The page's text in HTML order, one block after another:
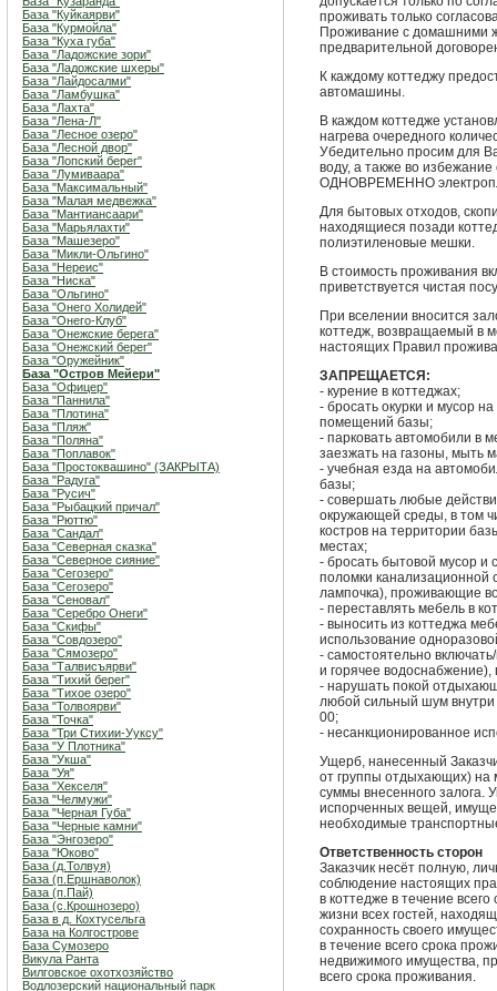
База "Куйкаярви"
База "Курмойла"
База "Куха губа"
База "Ладожские зори"
База "Ладожские шхеры"
База "Лайдосалми"
База "Ламбушка"
База "Лахта"
База "Лена-Л"
База "Лесное озеро"
База "Лесной двор"
База "Лопский берег"
База "Лумиваара"
База "Максимальный"
База "Малая медвежка"
База "Мантиансаари"
База "Марьялахти"
База "Машезеро"
База "Микли-Ольгино"
База "Нереис"
База "Ниска"
База "Ольгино"
База "Онего Холидей"
База "Онего-Клуб"
База "Онежские берега"
База "Онежский берег"
База "Оружейник"
База "Остров Мейери"
База "Офицер"
База "Паннила"
База "Плотина"
База "Пляж"
База "Поляна"
База "Поплавок"
База "Простоквашино" (ЗАКРЫТА)
База "Радуга"
База "Русич"
База "Рыбацкий причал"
База "Рюттю"
База "Сандал"
База "Северная сказка"
База "Северное сияние"
База "Сегозеро"
База "Сегозеро"
База "Сеновал"
База "Серебро Онеги"
База "Скифы"
База "Совдозеро"
База "Сямозеро"
База "Талвисъярви"
База "Тихий берег"
База "Тихое озеро"
База "Толвоярви"
База "Точка"
База "Три Стихии-Ууксу"
База "У Плотника"
База "Укша"
База "Уя"
База "Хекселя"
База "Челмужи"
База "Черная Губа"
База "Черные камни"
База "Энгозеро"
База "Юково"
База (д.Толвуя)
База (п.Ершнаволок)
База (п.Пай)
База (с.Крошнозеро)
База в д. Кохтусельга
База на Колгострове
База Сумозеро
Викула Ранта
Вилговское охотхозяйство
Водлозерский национальный парк
проживать только
Проживание с домашними
предварительной
К каждому коттеджу
автомашины.
В каждом коттедже
нагрева очередного
Убедительно просим для
воду, а также во
ОДНОВРЕМЕННО
Для бытовых отходов,
находящиеся позади
полиэтиленовые мешки.
В стоимость проживания
приветствуется чистая
При вселении вносится
коттедж, возвращаемый в
настоящих Правил
ЗАПРЕЩАЕТСЯ:
- курение в коттеджах;
- бросать окурки и мусор
помещений базы;
- парковать автомобили в
заезжать на газоны, мыть
- учебная езда на
базы;
- совершать любые
окружающей среды, в том
костров на территории
местах;
- бросать бытовой мусор и
поломки канализационной
лампочка), проживающие
- переставлять мебель в
- выносить из коттеджа
использование
- самостоятельно
и горячее водоснабжение),
- нарушать покой
любой сильный шум
00;
- несанкционированное
Ущерб, нанесенный
от группы отдыхающих) на
суммы внесенного залога.
испорченных вещей,
необходимые
Ответственность сторон
Заказчик несёт полную,
соблюдение настоящих
в коттедже в течение
жизни всех гостей,
сохранность своего
в течение всего срока
недвижимого имущества,
всего срока проживания.